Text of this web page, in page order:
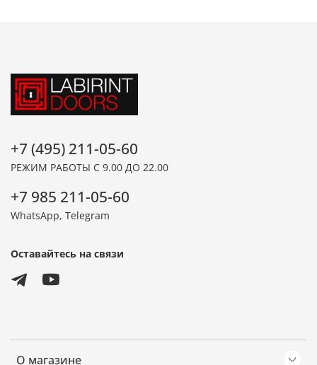
О магазине
+7 (495) 211-05-60
РЕЖИМ РАБОТЫ С 9.00 ДО 22.00
+7 985 211-05-60
WhatsApp, Telegram
Оставайтесь на связи